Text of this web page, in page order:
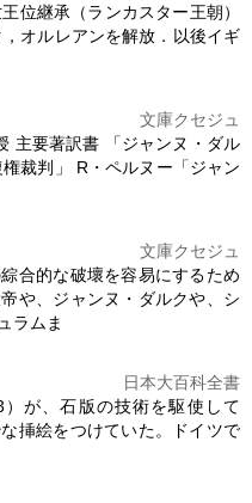
位継承（ランカスター王朝）
，オルレアンを解放．以後イギ
文庫クセジュ
主要著訳書 「ジャンヌ・ダル
権裁判」 R・ペルヌー「ジャン
文庫クセジュ
合的な破壞を容易にするため
や、 ジャンヌ・ダルクや、シ
ラムま
日本大百科全書
が、石版の技術を駆使して
挿絵をつけていた。ドイツで